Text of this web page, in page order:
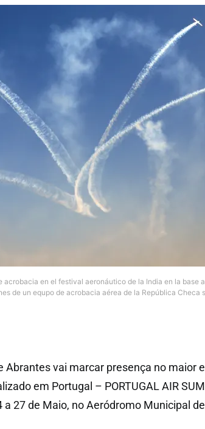
en el festival aeronáutico de la India en la base
de un equpo de acrobacia aérea de la República Checa
Abrantes vai marcar presença no maior
em Portugal – PORTUGAL AIR
a 27 de Maio, no Aeródromo Municipal